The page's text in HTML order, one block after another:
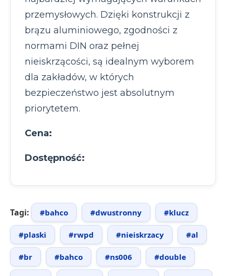
przemysłowych. Dzięki konstrukcji z
brązu aluminiowego, zgodności z
normami DIN oraz pełnej
nieiskrzącości, są idealnym wyborem
dla zakładów, w których
bezpieczeństwo jest absolutnym
priorytetem.
Cena:
Dostępność:
Tagi: #bahco #dwustronny #klucz
#plaski #rwpd #nieiskrzacy #al
#br #bahco #ns006 #double